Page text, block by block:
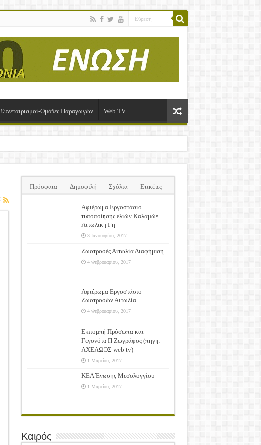
Συνεταιρισμοί-Ομάδες Παραγωγών Web TV
Πρόσφατα Δημοφιλή Σχόλια Ετικέτες
Αφιέρωμα Εργοστάσιο
τυποποίησης ελιών Καλαμών
Αιτωλική Γη
3 Ιανουαρίου, 2017
Ζωοτροφές Αιτωλία Διαφήμιση
4 Φεβρουαρίου, 2017
Αφιέρωμα Εργοστάσιο
Ζωοτροφών Αιτωλία
4 Φεβρουαρίου, 2017
Εκπομπή Πρόσωπα και
Γεγονότα Π Ζωγράφος (πηγή:
ΑΧΕΛΩΟΣ web tv)
1 Μαρτίου, 2017
ΚΕΑ Ένωσης Μεσολογγίου
1 Μαρτίου, 2017
Καιρός